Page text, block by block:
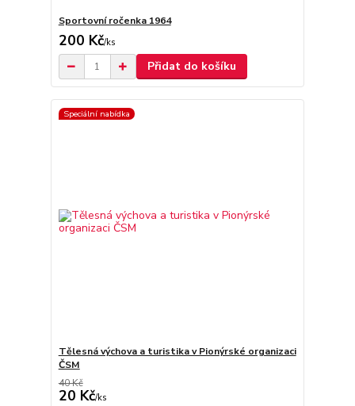
Sportovní ročenka 1964
200 Kč/ks
Přidat do košíku
Speciální nabídka
Tělesná výchova a turistika v Pionýrské organizaci
ČSM
40 Kč
20 Kč/ks